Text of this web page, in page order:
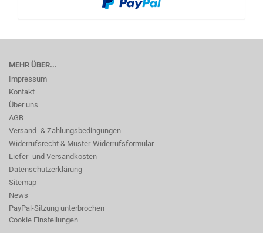
MEHR ÜBER...
Impressum
Kontakt
Über uns
AGB
Versand- & Zahlungsbedingungen
Widerrufsrecht & Muster-Widerrufsformular
Liefer- und Versandkosten
Datenschutzerklärung
Sitemap
News
PayPal-Sitzung unterbrochen
Cookie Einstellungen